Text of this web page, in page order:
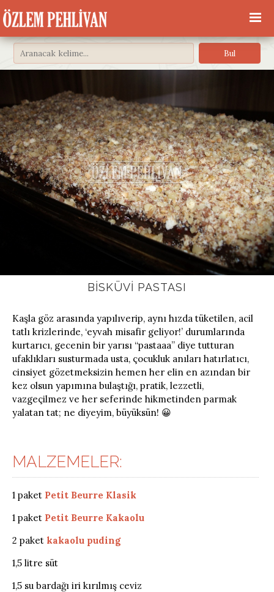
BISKÜVI PASTASI
Kaşla göz arasında yapılıverip, aynı hızda tüketilen, acil
tatlı krizlerinde, ‘eyvah misafir geliyor!’ durumlarında
kurtarıcı, gecenin bir yarısı “pastaaa” diye tutturan
ufaklıkları susturmada usta, çocukluk anıları hatırlatıcı,
cinsiyet gözetmeksizin hemen her elin en azından bir
kez olsun yapımına bulaştığı, pratik, lezzetli,
vazgeçilmez ve her seferinde hikmetinden parmak
yalatan tat; ne diyeyim, büyüksün! 😀
MALZEMELER:
1 paket Petit Beurre Klasik
1 paket Petit Beurre Kakaolu
2 paket kakaolu puding
1,5 litre süt
1,5 su bardağı iri kırılmış ceviz